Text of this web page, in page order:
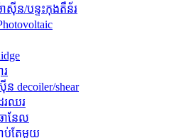
ាស៊ីន/បន្ទះកុងតឺន័រ
រ
decoiler/shear
រឈរ
ានែល
ប់តែមួយ